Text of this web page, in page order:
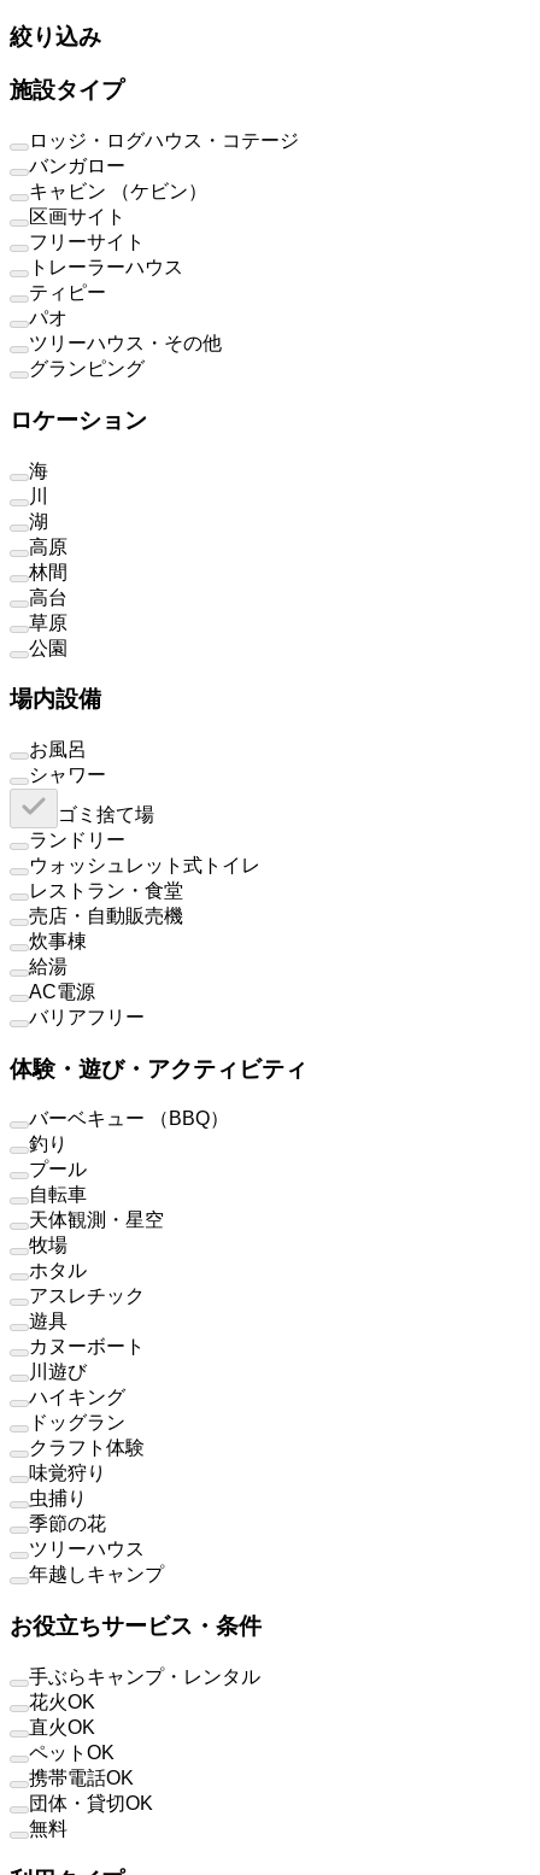
絞り込み
施設タイプ
ロッジ・ログハウス・コテージ
バンガロー
キャビン （ケビン）
区画サイト
フリーサイト
トレーラーハウス
ティピー
パオ
ツリーハウス・その他
グランピング
ロケーション
海
川
湖
高原
林間
高台
草原
公園
場内設備
お風呂
シャワー
ゴミ捨て場
ランドリー
ウォッシュレット式トイレ
レストラン・食堂
売店・自動販売機
炊事棟
給湯
AC電源
バリアフリー
体験・遊び・アクティビティ
バーベキュー （BBQ）
釣り
プール
自転車
天体観測・星空
牧場
ホタル
アスレチック
遊具
カヌーボート
川遊び
ハイキング
ドッグラン
クラフト体験
味覚狩り
虫捕り
季節の花
ツリーハウス
年越しキャンプ
お役立ちサービス・条件
手ぶらキャンプ・レンタル
花火OK
直火OK
ペットOK
携帯電話OK
団体・貸切OK
無料